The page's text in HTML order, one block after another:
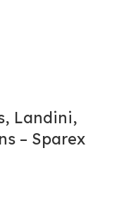
Landini,
– Sparex